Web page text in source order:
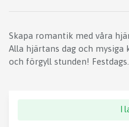
Skapa romantik med våra
Alla hjärtans dag och mysiga
och förgyll stunden!
I